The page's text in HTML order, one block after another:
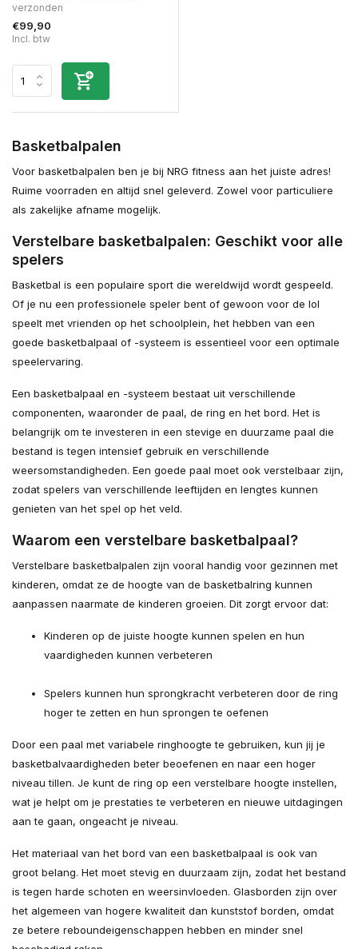
verzonden
€99,90
Incl. btw
Basketbalpalen
Voor basketbalpalen ben je bij NRG fitness aan het juiste adres!
Ruime voorraden en altijd snel geleverd. Zowel voor particuliere
als zakelijke afname mogelijk.
Verstelbare basketbalpalen: Geschikt voor alle
spelers
Basketbal is een populaire sport die wereldwijd wordt gespeeld.
Of je nu een professionele speler bent of gewoon voor de lol
speelt met vrienden op het schoolplein, het hebben van een
goede basketbalpaal of -systeem is essentieel voor een optimale
speelervaring.
Een basketbalpaal en -systeem bestaat uit verschillende
componenten, waaronder de paal, de ring en het bord. Het is
belangrijk om te investeren in een stevige en duurzame paal die
bestand is tegen intensief gebruik en verschillende
weersomstandigheden. Een goede paal moet ook verstelbaar zijn,
zodat spelers van verschillende leeftijden en lengtes kunnen
genieten van het spel op het veld.
Waarom een verstelbare basketbalpaal?
Verstelbare basketbalpalen zijn vooral handig voor gezinnen met
kinderen, omdat ze de hoogte van de basketbalring kunnen
aanpassen naarmate de kinderen groeien. Dit zorgt ervoor dat:
Kinderen op de juiste hoogte kunnen spelen en hun
vaardigheden kunnen verbeteren
Spelers kunnen hun sprongkracht verbeteren door de ring
hoger te zetten en hun sprongen te oefenen
Door een paal met variabele ringhoogte te gebruiken, kun jij je
basketbalvaardigheden beter beoefenen en naar een hoger
niveau tillen. Je kunt de ring op een verstelbare hoogte instellen,
wat je helpt om je prestaties te verbeteren en nieuwe uitdagingen
aan te gaan, ongeacht je niveau.
Het materiaal van het bord van een basketbalpaal is ook van
groot belang. Het moet stevig en duurzaam zijn, zodat het bestand
is tegen harde schoten en weersinvloeden. Glasborden zijn over
het algemeen van hogere kwaliteit dan kunststof borden, omdat
ze betere reboundeigenschappen hebben en minder snel